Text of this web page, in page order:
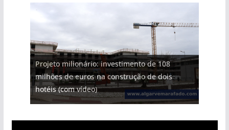
Projeto milionário: investimento de 108
milhões de euros na construção de dois
hotéis (com vídeo)